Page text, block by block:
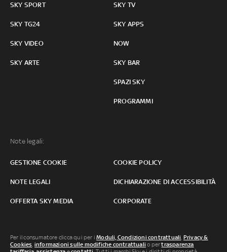
SKY SPORT
SKY TG24
SKY VIDEO
SKY ARTE
SKY TV
SKY APPS
NOW
SKY BAR
SPAZI SKY
PROGRAMMI
Note legali:
GESTIONE COOKIE COOKIE POLICY
NOTE LEGALI DICHIARAZIONE DI ACCESSIBILITÀ
OFFERTA SKY MEDIA CORPORATE
Per il consumatore clicca qui per iModuli, Condizioni contrattuali Privacy &
Cookies informazioni sulle modifiche contrattuali o pertrasparenza